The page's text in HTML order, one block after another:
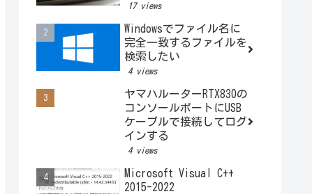
17 views
Windowsでファイル名に
完全一致するファイルを
検索したい
4 views
ヤマハルーターRTX830の
コンソールポートにUSB
ケーブルで接続してログ
インする
4 views
Microsoft Visual C++
2015-2022